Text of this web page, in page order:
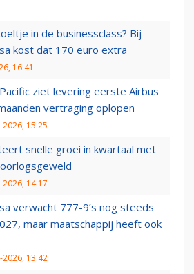
in de businessclass? Bij
kost dat 170 euro extra
16:41
ziet levering eerste Airbus
vertraging oplopen
2026, 15:25
snelle groei in kwartaal met
2026, 14:17
verwacht 777-9’s nog steeds
maar maatschappij heeft ook
2026, 13:42